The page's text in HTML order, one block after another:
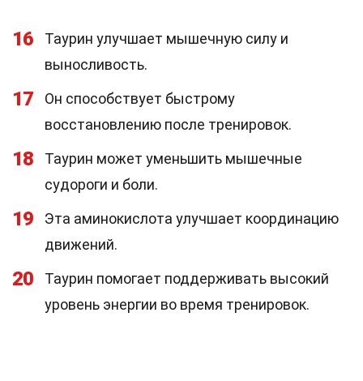
16
Таурин улучшает мышечную силу и
выносливость.
17
Он способствует быстрому
восстановлению после тренировок.
18
Таурин может уменьшить мышечные
судороги и боли.
19
Эта аминокислота улучшает координацию
движений.
20
Таурин помогает поддерживать высокий
уровень энергии во время тренировок.